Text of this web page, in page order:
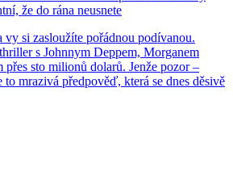
že do rána neusnete
vy si zasloužíte pořádnou podívanou.
s Johnnym Deppem, Morganem
přes sto milionů dolarů. Jenže pozor –
to mrazivá předpověď, která se dnes děsivě